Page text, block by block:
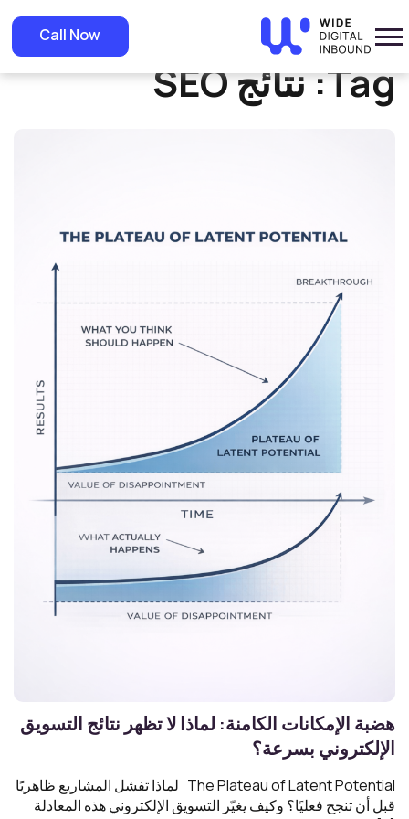
Call Now Home
» نتائج SEO
Tag: نتائج SEO
هضبة الإمكانات الكامنة: لماذا لا تظهر نتائج التسويق
الإلكتروني بسرعة؟
The Plateau of Latent Potential لماذا تفشل المشاريع ظاهريًا
قبل أن تنجح فعليًا؟ وكيف يغيّر التسويق الإلكتروني هذه المعادلة